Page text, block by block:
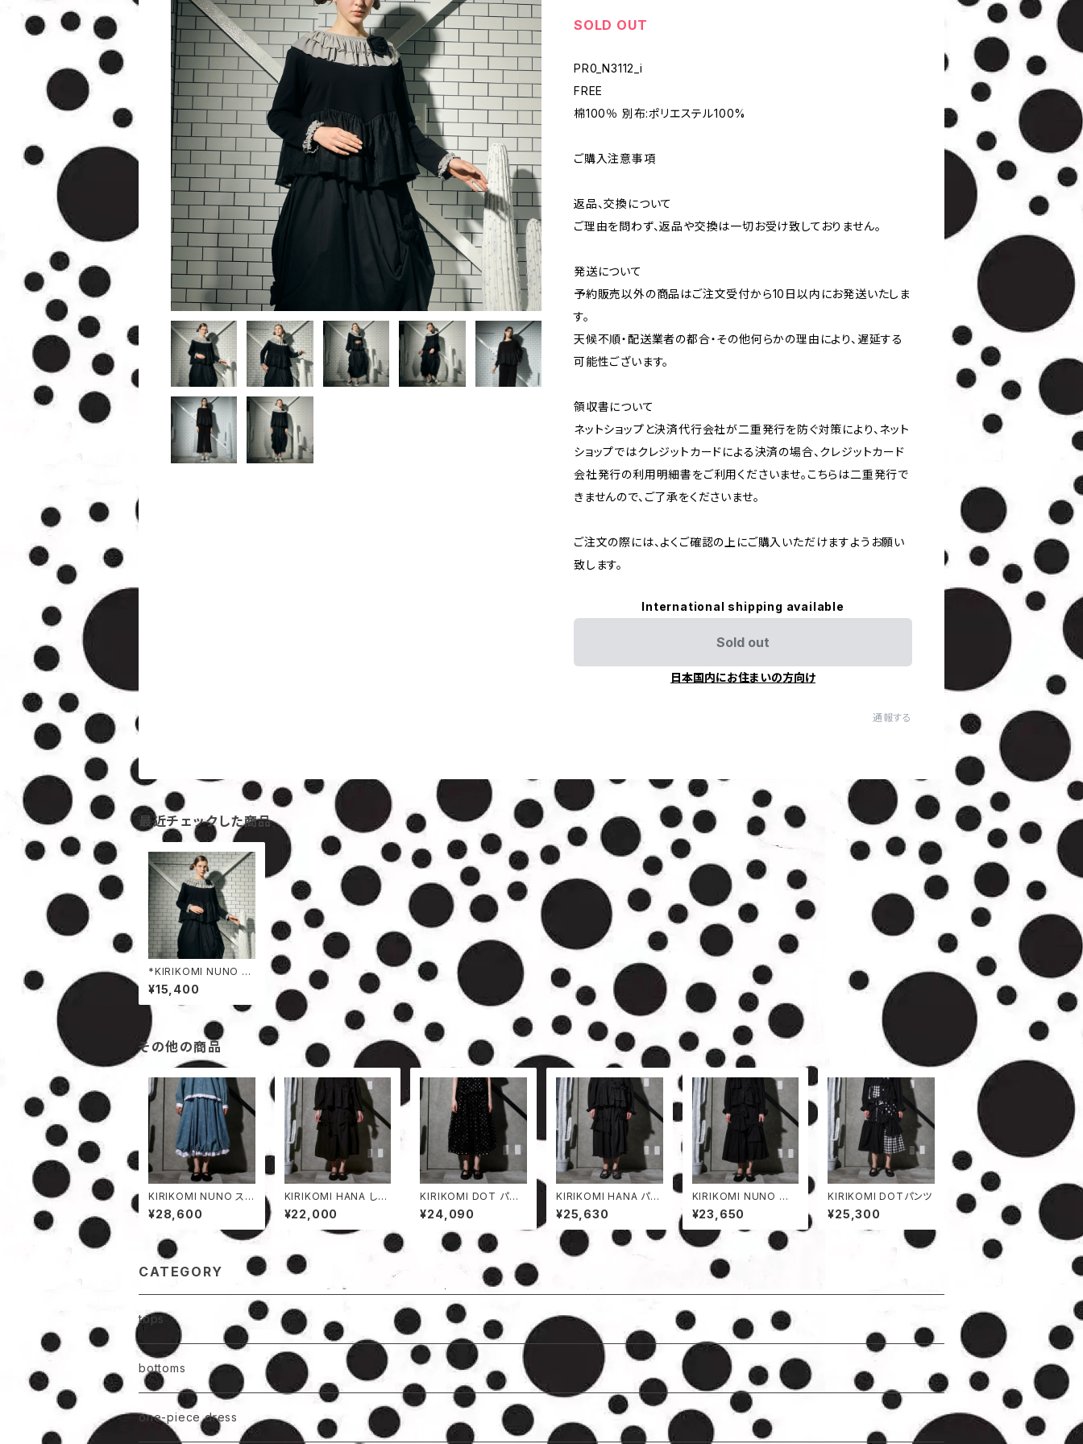
SOLD OUT
PR0_N3112_i
FREE
棉100％ 別布:ポリエステル100%
ご購入注意事項
返品、交換について
ご理由を問わず、返品や交換は一切お受け致しておりません。
発送について
予約販売以外の商品はご注文受付から10日以内にお発送いたしま
す。
天候不順・配送業者の都合・その他何らかの理由により、遅延する
可能性ございます。
領収書について
ネットショップと決済代行会社が二重発行を防ぐ対策により、ネット
ショップではクレジットカードによる決済の場合、クレジットカード
会社発行の利用明細書をご利用くださいませ。こちらは二重発行で
きませんので、ご了承をくださいませ。
ご注文の際には、よくご確認の上にご購入いただけますようお願い
致します。
International shipping available
Sold out
日本国内にお住まいの方向け
通報する
最近チェックした商品
*KIRIKOMI NUNO カ
ットソー
¥15,400
その他の商品
KIRIKOMI NUNO スカ
ート
¥28,600
KIRIKOMI HANA しわ
加工パンツ
¥22,000
KIRIKOMI DOT パン
ツ
¥24,090
KIRIKOMI HANA パン
ツ
¥25,630
KIRIKOMI NUNO 竹
繊維パンツ
¥23,650
KIRIKOMI DOTパンツ
¥25,300
CATEGORY
tops
bottoms
one-piece dress